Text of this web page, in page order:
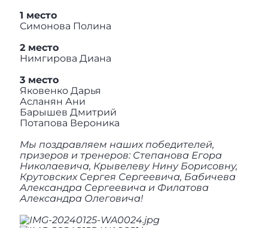
1 место
Симонова Полина
2 место
Нимгирова Диана
3 место
Яковенко Дарья
Асланян Ани
Барышев Дмитрий
Потапова Вероника
Мы поздравляем наших победителей,
призеров и тренеров: Степанова Егора
Николаевича, Крывелеву Нину Борисовну,
Крутовских Сергея Сергеевича, Бабичева
Александра Сергеевича и Филатова
Александра Олеговича!